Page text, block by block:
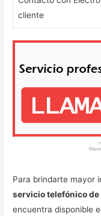
cliente
Para brindarte mayor
servicio telefónico
encuentra disponible